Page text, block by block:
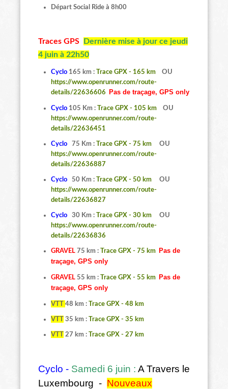
Départ Social Ride à 8h00
Traces GPS Dernière mise à jour ce jeudi
4 juin à 22h50
Cyclo 165 km : Trace GPX - 165 km OU
https://www.openrunner.com/route-
details/22636606 Pas de traçage, GPS only
Cyclo 105 Km : Trace GPX - 105 km OU
https://www.openrunner.com/route-
details/22636451
Cyclo 75 Km : Trace GPX - 75 km OU
https://www.openrunner.com/route-
details/22636887
Cyclo 50 Km : Trace GPX - 50 km OU
https://www.openrunner.com/route-
details/22636827
Cyclo 30 Km : Trace GPX - 30 km OU
https://www.openrunner.com/route-
details/22636836
GRAVEL 75 km : Trace GPX - 75 km Pas de
traçage, GPS only
GRAVEL 55 km : Trace GPX - 55 km Pas de
traçage, GPS only
VTT 48 km : Trace GPX - 48 km
VTT 35 km : Trace GPX - 35 km
VTT 27 km : Trace GPX - 27 km
Cyclo - Samedi 6 juin : A Travers le
Luxembourg - Nouveaux